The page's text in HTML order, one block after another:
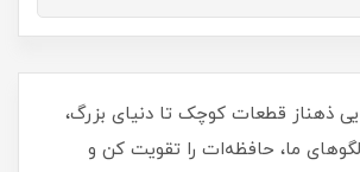
ذهناز قطعات کوچک تا دنیای بزرگ،
لگوهای ما، حافظه‌ات را تقویت کن و